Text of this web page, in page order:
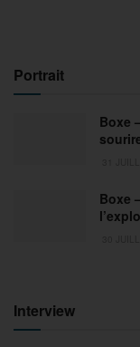
Portrait
Boxe
Boxe
Interview